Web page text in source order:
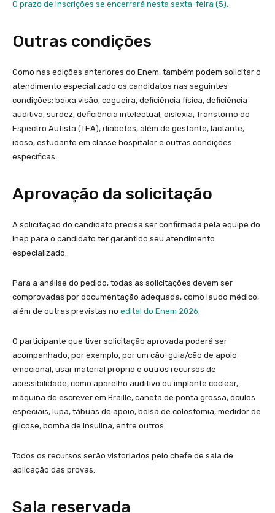
O prazo de inscrições se encerrará nesta sexta-feira (5).
Outras condições
Como nas edições anteriores do Enem, também podem solicitar o
atendimento especializado os candidatos nas seguintes
condições: baixa visão, cegueira, deficiência física, deficiência
auditiva, surdez, deficiência intelectual, dislexia, Transtorno do
Espectro Autista (TEA), diabetes, além de gestante, lactante,
idoso, estudante em classe hospitalar e outras condições
específicas.
Aprovação da solicitação
A solicitação do candidato precisa ser confirmada pela equipe do
Inep para o candidato ter garantido seu atendimento
especializado.
Para a análise do pedido, todas as solicitações devem ser
comprovadas por documentação adequada, como laudo médico,
além de outras previstas no edital do Enem 2026
O participante que tiver solicitação aprovada poderá ser
acompanhado, por exemplo, por um cão-guia/cão de apoio
emocional, usar material próprio e outros recursos de
acessibilidade, como aparelho auditivo ou implante coclear,
máquina de escrever em Braille, caneta de ponta grossa, óculos
especiais, lupa, tábuas de apoio, bolsa de colostomia, medidor de
glicose, bomba de insulina, entre outros.
Todos os recursos serão vistoriados pelo chefe de sala de
aplicação das provas.
Sala reservada